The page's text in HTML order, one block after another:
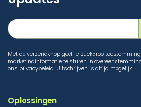
Met de verzendknop geef je Buckaroo
marketinginformatie te sturen in
ons privacybeleid. Uitschrijven is altijd mogelijk.
Oplossingen